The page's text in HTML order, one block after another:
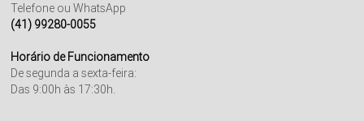
Telefone ou WhatsApp
(41) 99280-0055
Horário de Funcionamento
De segunda a sexta-feira:
Das 9:00h às 17:30h.